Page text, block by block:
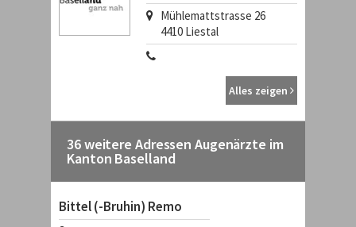
Mühlemattstrasse 26
4410 Liestal
Alles zeigen
36 weitere Adressen Augenärzte im
Kanton Baselland
Bittel (-Bruhin) Remo